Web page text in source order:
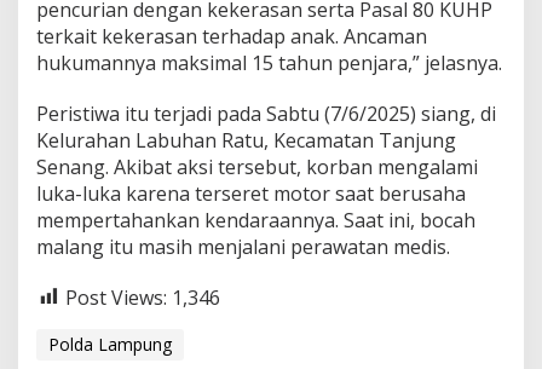
pencurian dengan kekerasan serta Pasal 80 KUHP
terkait kekerasan terhadap anak. Ancaman
hukumannya maksimal 15 tahun penjara,” jelasnya.
Peristiwa itu terjadi pada Sabtu (7/6/2025) siang, di
Kelurahan Labuhan Ratu, Kecamatan Tanjung
Senang. Akibat aksi tersebut, korban mengalami
luka-luka karena terseret motor saat berusaha
mempertahankan kendaraannya. Saat ini, bocah
malang itu masih menjalani perawatan medis.
Post Views: 1,346
Polda Lampung